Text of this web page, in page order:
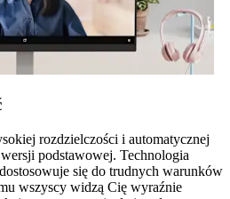
rozdzielczości i automatycznej
podstawowej. Technologia
się do trudnych warunków
wszyscy widzą Cię wyraźnie